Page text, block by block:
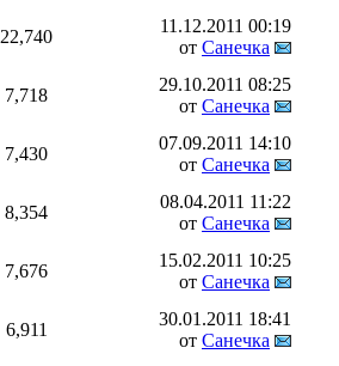
22,740
11.12.2011 00:19
от Санечка
7,718
29.10.2011 08:25
от Санечка
7,430
07.09.2011 14:10
от Санечка
8,354
08.04.2011 11:22
от Санечка
7,676
15.02.2011 10:25
от Санечка
6,911
30.01.2011 18:41
от Санечка